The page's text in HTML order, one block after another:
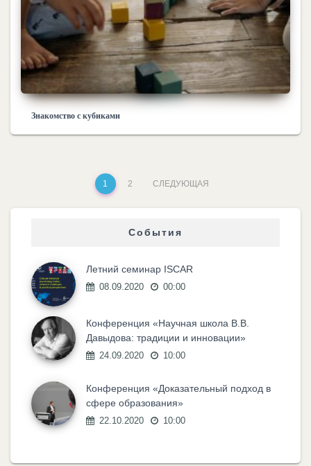
Знакомство с кубиками
1 2 СЛЕДУЮЩАЯ
События
Летний семинар ISCAR
08.09.2020 00:00
Конференция «Научная школа В.В.
Давыдова: традиции и инновации»
24.09.2020 10:00
Конференция «Доказательный подход в
сфере образования»
22.10.2020 10:00